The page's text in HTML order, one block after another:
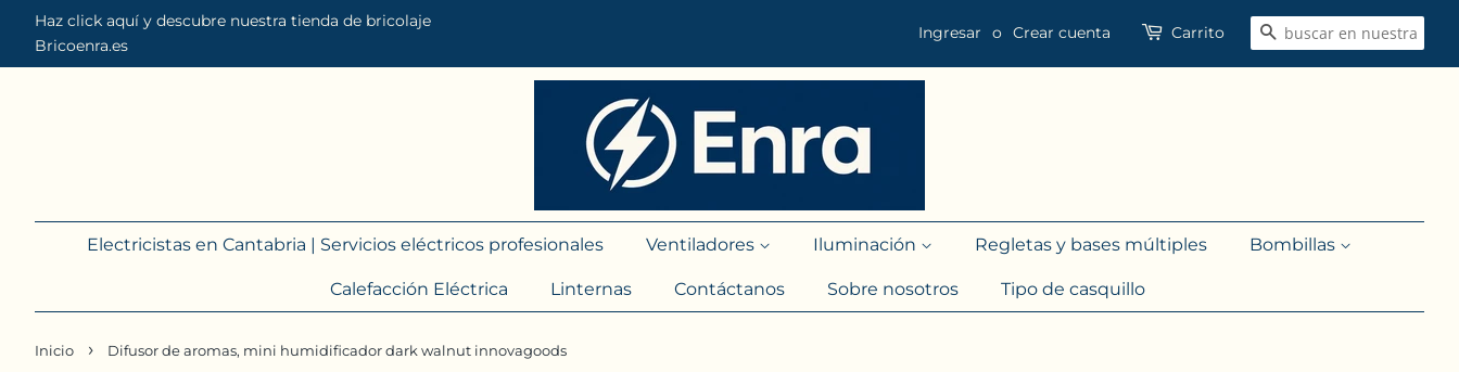
Haz click aquí y descubre nuestra tienda de bricolaje
Bricoenra.es
Ingresar o Crear cuenta Carrito Buscar
Electricistas en Cantabria | Servicios eléctricos profesionales Ventiladores Iluminación Regletas y bases múltiples Bombillas
Calefacción Eléctrica Linternas Contáctanos Sobre nosotros Tipo de casquillo
Inicio › Difusor de aromas, mini humidificador dark walnut innovagoods